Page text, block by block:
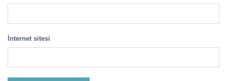
İnternet sitesi